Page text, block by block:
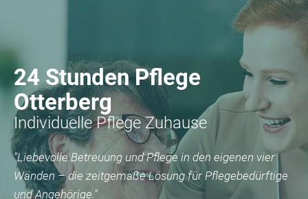
24 Stunden Pflege
Otterberg
Individuelle Pflege Zuhause
"Liebevolle Betreuung und Pflege in den eigenen vier
Wänden – die zeitgemäße Lösung für Pflegebedürftige
und Angehörige."